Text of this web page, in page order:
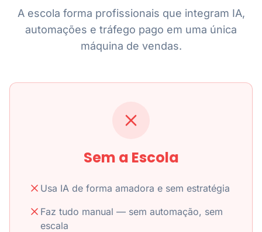
A escola forma profissionais que integram IA,
automações e tráfego pago em uma única
máquina de vendas.
Sem a Escola
Usa IA de forma amadora e sem estratégia
Faz tudo manual — sem automação, sem
escala